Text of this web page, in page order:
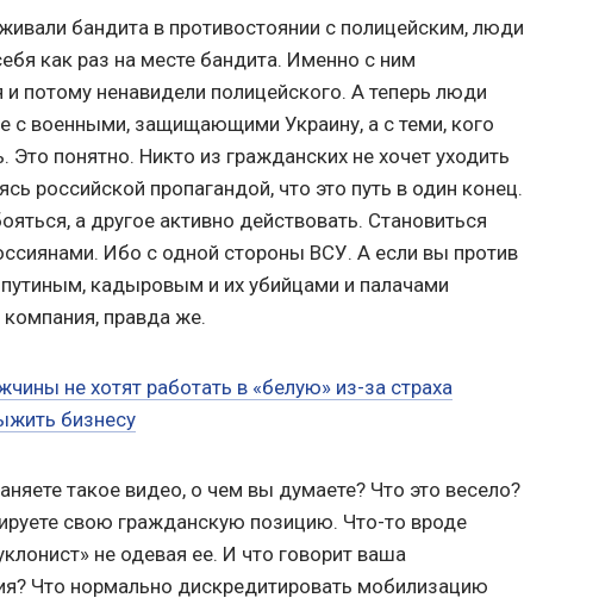
бандита в противостоянии с полицейским, люди
как раз на месте бандита. Именно с ним
и потому ненавидели полицейского. А теперь люди
с военными, защищающими Украину, а с теми, кого
Это понятно. Никто из гражданских не хочет уходить
российской пропагандой, что это путь в один конец.
а другое активно действовать. Становиться
Ибо с одной стороны ВСУ. А если вы против
кадыровым и их убийцами и палачами
правда же.
не хотят работать в «белую» из-за страха
бизнесу
такое видео, о чем вы думаете? Что это весело?
свою гражданскую позицию. Что-то вроде
не одевая ее. И что говорит ваша
Что нормально дискредитировать мобилизацию